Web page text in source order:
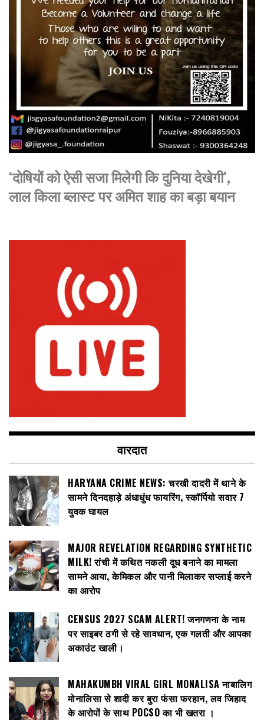
‘दोषियों को ऐसी सजा मिलेगी कि दुनिया देखेगी’,
लाल किला ब्लास्ट पर अमित शाह का बड़ा बयान
वारदात
HARYANA CRIME NEWS: चरखी दादरी में थाने के
सामने दिनदहाड़े अंधाधुंध फायरिंग, स्कॉर्पियो सवार 7
युवक घायल
MAJOR REVELATION REGARDING SYNTHETIC
MILK! रांची में कथित नकली दूध बनाने का मामला
सामने आया, केमिकल और पानी मिलाकर सप्लाई करने
का आरोप
CENSUS 2027 SCAM ALERT! जनगणना के नाम
पर साइबर ठगी से रहे सावधान, एक गलती और आपका
अकाउंट खाली।
MAHAKUMBH VIRAL GIRL MONALISA नाबालिग
मोनालिसा से शादी कर बुरा फंसा फरहान, लव जिहाद
के आरोपों के साथ POCSO का भी खतरा ।